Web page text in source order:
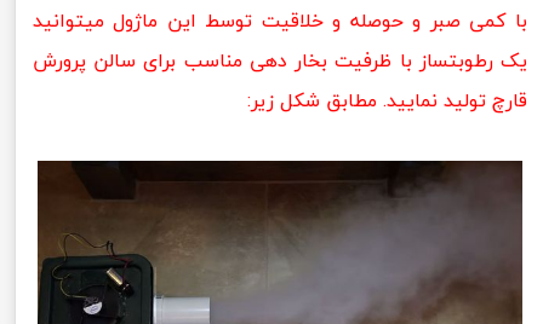
با کمی صبر و حوصله و خلاقیت توسط این ماژول میتوانید
یک رطوبتساز با ظرفیت بخار دهی مناسب برای سالن پرورش
قارچ تولید نمایید. مطابق شکل زیر: